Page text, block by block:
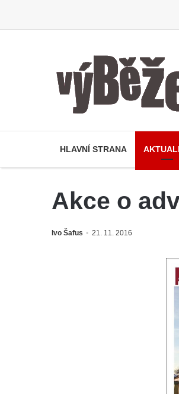
HLAVNÍ STRANA
Akce o
Ivo Šafus 21. 11. 2016